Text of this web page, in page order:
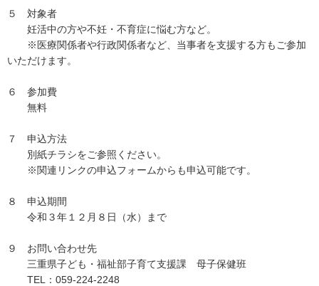
５ 対象者
妊活中の方や不妊・不育症に悩む方など。
※医療関係者や行政関係者など、当事者を支援する方もご参加
いただけます。
６ 参加費
無料
７ 申込方法
別紙チラシをご参照ください。
※関連リンクの申込フォームからも申込可能です。
８ 申込期間
令和３年１２月８日（水）まで
９ お問い合わせ先
三重県子ども・福祉部子育て支援課 母子保健班
TEL：059-224-2248